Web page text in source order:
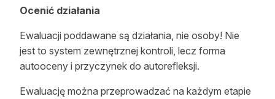
Ocenić działania
Ewaluacji poddawane są działania, nie osoby! Nie
jest to system zewnętrznej kontroli, lecz forma
autooceny i przyczynek do autorefleksji.
Ewaluację można przeprowadzać na każdym etapie